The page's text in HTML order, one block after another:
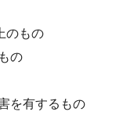
のもの
の
を有するもの